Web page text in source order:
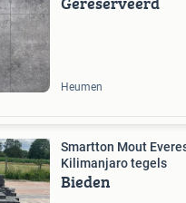
Heumen
Smartton Mout
Kilimanjaro tegels
Bieden